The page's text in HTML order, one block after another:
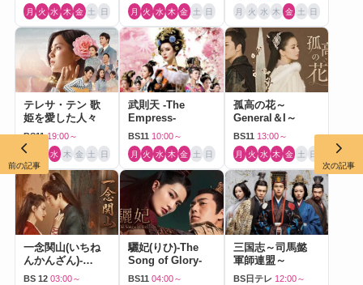
月 火 水 木 金 土 日 月 火 水 木 金 土 日 月 火 水 木 金 土 日
テレサ・テン 歌
姫を愛した人々
BS11 19:00～
月 水 木 金 土 日
武則天 -The
Empress-
BS11 10:00～
月 火 水 木 金 土 日
孤高の花～
General＆I～
BS11 13:00～
月 火 水 木 金 土 日
一念関山(いちね
んかんざん)-
Journey to Love-
BS 12 03:00～
驪妃(りひ)-The
Song of Glory-
BS11 04:00～
三国志～司馬懿
軍師連盟～
BS日テレ 12:00～
前の記事 次の記事